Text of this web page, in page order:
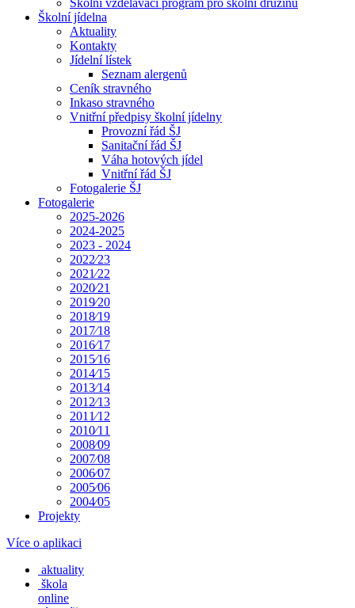
Školní vzdělávací program pro školní družinu
Školní jídelna
Aktuality
Kontakty
Jídelní lístek
Seznam alergenů
Ceník stravného
Inkaso stravného
Vnitřní předpisy školní jídelny
Provozní řád ŠJ
Sanitační řád ŠJ
Váha hotových jídel
Vnitřní řád ŠJ
Fotogalerie ŠJ
Fotogalerie
2025-2026
2024-2025
2023 - 2024
2022⁄23
2021⁄22
2020⁄21
2019⁄20
2018⁄19
2017⁄18
2016⁄17
2015⁄16
2014⁄15
2013⁄14
2012⁄13
2011⁄12
2010⁄11
2008⁄09
2007⁄08
2006⁄07
2005⁄06
2004⁄05
Projekty
Více o aplikaci
aktuality
škola
online